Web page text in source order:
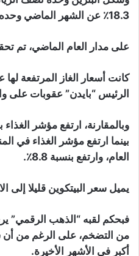
18.3٪ عن الشهر الماضي وحده.
على مدار العام الماضي، تم تحقيق
كانت أسعار الغاز المرتفعة
الرئيس “بايدن” عقوبات على
العام، وارتفع بنسبة 8.8٪.
يميل سعر البيتكوين قليلا إلى
فبحكم لقبه “الذهب الرقمي”
من التضخم، على الرغم من أن
أكبر في الأشهر الأخيرة.